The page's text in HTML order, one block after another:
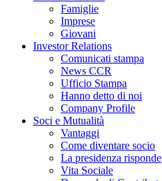
Famiglie
Imprese
Giovani
Investor Relations
Comunicati stampa
News CCR
Ufficio Stampa
Hanno detto di noi
Company Profile
Soci e Mutualità
Vantaggi
Come diventare socio
La presidenza risponde
Vita Sociale